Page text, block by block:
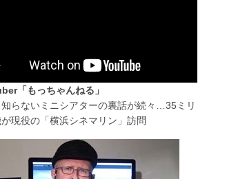
「もっちゃんねる」
らないミニシアターの裏話が続々…35ミリ
現役の「横浜シネマリン」訪問